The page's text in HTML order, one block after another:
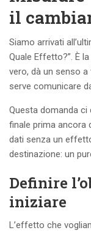
il
Siamo arrivati
Quale Effetto?”. È
vero, dà un senso
serve comunicare
Questa domanda
finale prima ancora
dati senza un
destinazione: un
Definire
iniziare
L’effetto che